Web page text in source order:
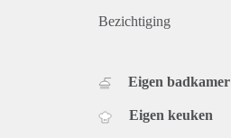
Bezichtiging
Eigen badkamer
Eigen keuken